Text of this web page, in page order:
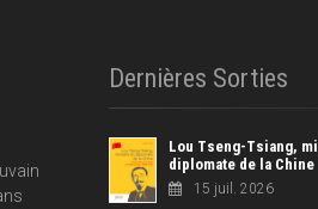
Dernières Sorties
Lou Tseng-Tsiang,
diplomate de la Chine
15 juil. 2026